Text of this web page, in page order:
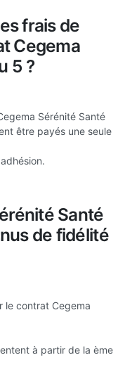
frais de
Cegema
5 ?
Sérénité Santé
être payés une seule
Santé
de fidélité
le contrat Cegema
à partir de la ème